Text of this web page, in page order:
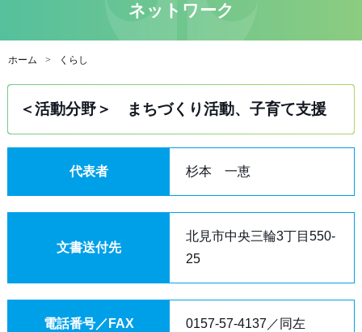
ネットワーク
ホーム くらし
＜活動分野＞ まちづくり活動、子育て支援
代表者 杉本 一恵
文書送付先
北見市中央三輪3丁目550-
25
電話番号／FAX 0157-57-4137／同左